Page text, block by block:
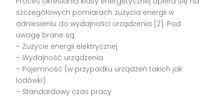
szczegółowych pomiarach zużycia energii w
odniesieniu do wydajności urządzenia [2]. Pod
uwagę brane są:
– Zużycie energii elektrycznej
– Wydajność urządzenia
– Pojemność (w przypadku urządzeń takich jak
lodówki)
– Standardowy czas pracy